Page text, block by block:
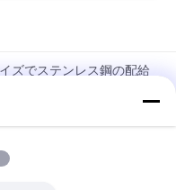
ズでステンレス鋼の配給
サンプリング ブース 銀